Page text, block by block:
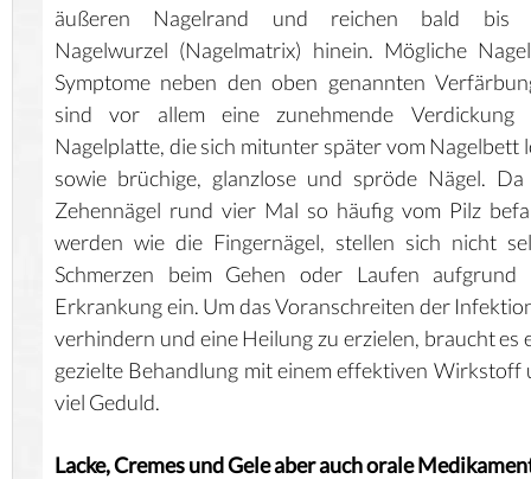
äußeren Nagelrand und reichen bald bis
Nagelwurzel (Nagelmatrix) hinein. Mögliche
Symptome neben den oben genannten
sind vor allem eine zunehmende Verdickung
Nagelplatte, die sich mitunter später vom Nagelbett
sowie brüchige, glanzlose und spröde Nägel.
Zehennägel rund vier Mal so häufig vom Pilz
werden wie die Fingernägel, stellen sich nicht
Schmerzen beim Gehen oder Laufen aufgrund
Erkrankung ein. Um das Voranschreiten der
verhindern und eine Heilung zu erzielen, braucht es
gezielte Behandlung mit einem effektiven Wirkstoff
viel Geduld.
Lacke, Cremes und Gele aber auch orale